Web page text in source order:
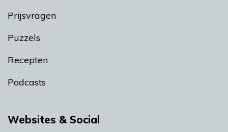
Prijsvragen
Puzzels
Recepten
Podcasts
Websites & Social